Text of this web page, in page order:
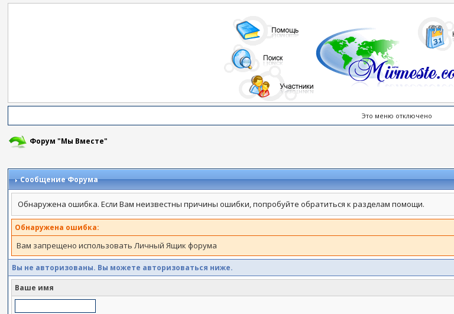
Это меню отключено
Форум "Мы Вместе"
Сообщение Форума
Обнаружена ошибка. Если Вам неизвестны причины ошибки, попробуйте обратиться к разделам помощи.
Обнаружена ошибка:
Вам запрещено использовать Личный Ящик форума
Вы не авторизованы. Вы можете авторизоваться ниже.
Ваше имя